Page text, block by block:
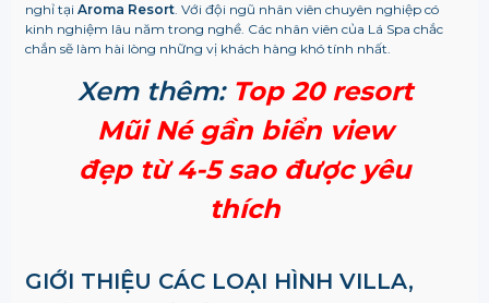
nghỉ tại Aroma Resort. Với đội ngũ nhân viên chuyên nghiệp có
kinh nghiệm lâu năm trong nghề. Các nhân viên của Lá Spa chắc
chắn sẽ làm hài lòng những vị khách hàng khó tính nhất.
Xem thêm: Top 20 resort
Mũi Né gần biển view
đẹp từ 4-5 sao được yêu
thích
GIỚI THIỆU CÁC LOẠI HÌNH VILLA,